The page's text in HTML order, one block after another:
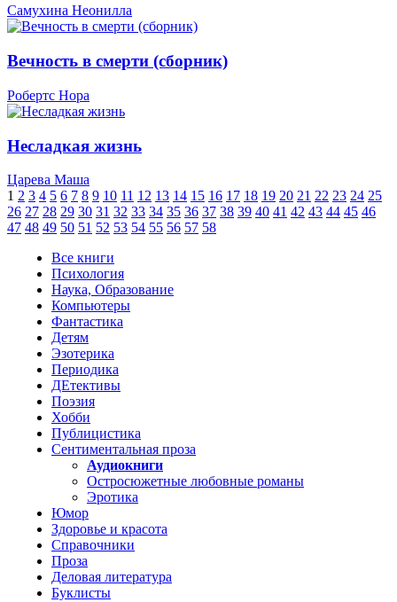
Самухина Неонилла
Вечность в смерти (сборник)
Робертс Нора
Несладкая жизнь
Царева Маша
1 2 3 4 5 6 7 8 9 10 11 12 13 14 15 16 17 18 19 20 21 22 23 24 25
26 27 28 29 30 31 32 33 34 35 36 37 38 39 40 41 42 43 44 45 46
47 48 49 50 51 52 53 54 55 56 57 58
Все книги
Психология
Наука, Образование
Компьютеры
Фантастика
Детям
Эзотерика
Периодика
ДЕтективы
Поэзия
Хобби
Публицистика
Сентиментальная проза
Аудиокниги
Остросюжетные любовные романы
Эротика
Юмор
Здоровье и красота
Справочники
Проза
Деловая литература
Буклисты